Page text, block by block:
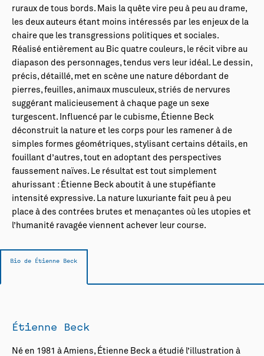
ruraux de tous bords. Mais la quête vire peu à peu au drame,
les deux auteurs étant moins intéressés par les enjeux de la
chaire que les transgressions politiques et sociales.
Réalisé entièrement au Bic quatre couleurs, le récit vibre au
diapason des personnages, tendus vers leur idéal. Le dessin,
précis, détaillé, met en scène une nature débordant de
pierres, feuilles, animaux musculeux, striés de nervures
suggérant malicieusement à chaque page un sexe
turgescent. Influencé par le cubisme, Étienne Beck
déconstruit la nature et les corps pour les ramener à de
simples formes géométriques, stylisant certains détails, en
fouillant d’autres, tout en adoptant des perspectives
faussement naïves. Le résultat est tout simplement
ahurissant : Étienne Beck aboutit à une stupéfiante
intensité expressive. La nature luxuriante fait peu à peu
place à des contrées brutes et menaçantes où les utopies et
l’humanité ravagée viennent achever leur course.
Bio de Étienne Beck
Étienne Beck
Né en 1981 à Amiens, Étienne Beck a étudié l’illustration à